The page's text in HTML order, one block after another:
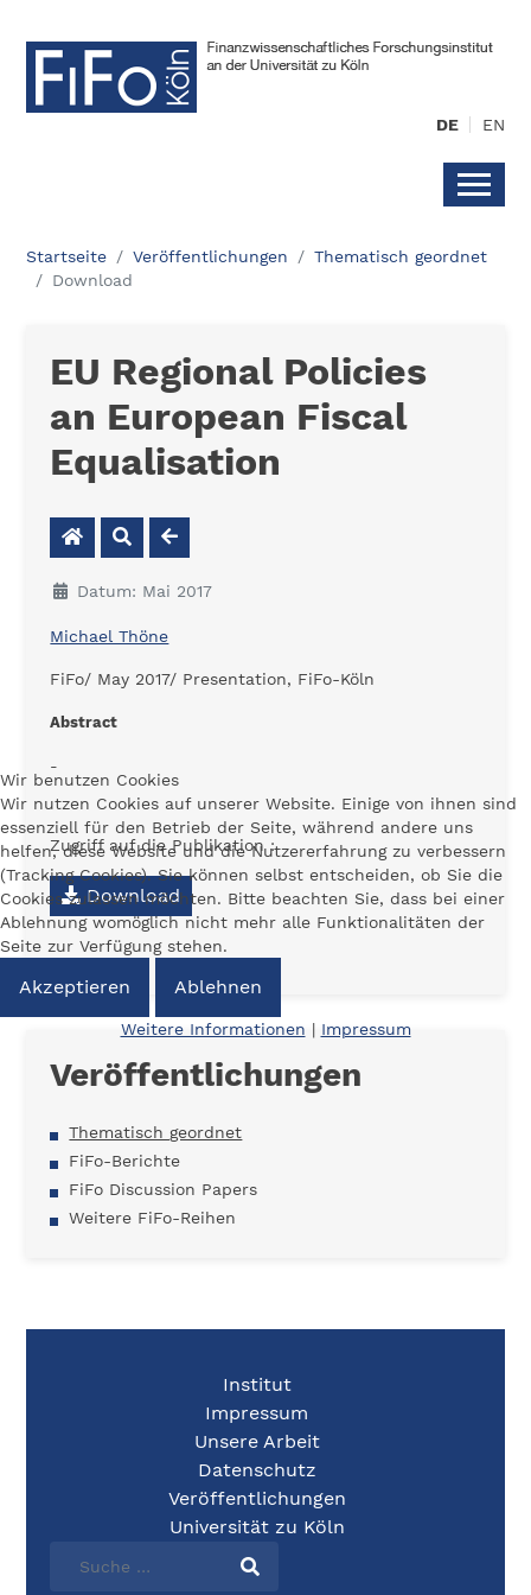
DE EN
Startseite Veröffentlichungen
Thematisch geordnet
Download
EU Regional Policies
an European Fiscal
Equalisation
Datum: Mai 2017
Michael Thöne
FiFo/ May 2017/ Presentation, FiFo-Köln
Abstract
-
Zugriff auf die Publikation :
Download
Veröffentlichungen
Thematisch geordnet
FiFo-Berichte
FiFo Discussion Papers
Weitere FiFo-Reihen
Institut
Impressum
Unsere Arbeit
Datenschutz
Veröffentlichungen
Universität zu Köln
Wir benutzen Cookies
Wir nutzen Cookies auf unserer Website. Einige von ihnen sind
essenziell für den Betrieb der Seite, während andere uns
helfen, diese Website und die Nutzererfahrung zu verbessern
(Tracking Cookies). Sie können selbst entscheiden, ob Sie die
Cookies zulassen möchten. Bitte beachten Sie, dass bei einer
Ablehnung womöglich nicht mehr alle Funktionalitäten der
Seite zur Verfügung stehen.
Akzeptieren Ablehnen
Weitere Informationen | Impressum